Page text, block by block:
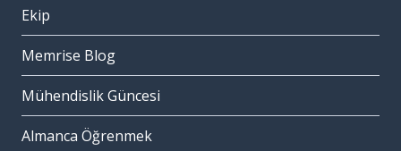
Ekip
Memrise Blog
Mühendislik Güncesi
Almanca Öğrenmek